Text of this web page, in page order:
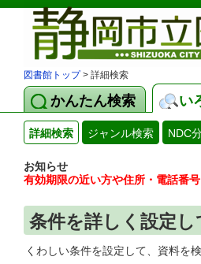
図書館トップ> 詳細検索
かんたん検索 い
詳細検索 ジャンル検索 NDC
お知らせ
有効期限の近い方や住所・電話番号
条件を詳しく設定し
くわしい条件を設定して、資料を